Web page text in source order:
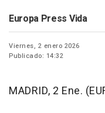
Europa Press Vida
Viernes, 2 enero 2026
Publicado: 14:32
MADRID, 2 Ene.